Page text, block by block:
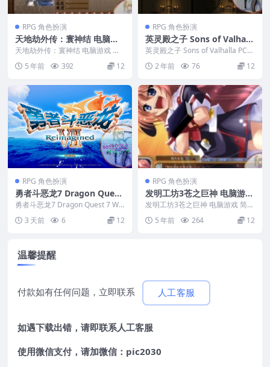
RPG 角色扮演
天地劫外传：寰神结 电脑游
戏 繁体中文版 支援win11 wi
n10 win7
天地劫外传：寰神结 电脑游戏 繁
体中文版 支援win11 win10 win7
... 5 年前 392 12
RPG 角色扮演
英灵殿之子 Sons of Valhall
a PC电脑游戏 适用WIN11 W
IN10
英灵殿之子 Sons of Valhalla PC电
2 年前 76 12
RPG 角色扮演
勇者斗恶龙7 Dragon Quest
7 WIN游戏 PC电脑游戏 适配
系统WINDOWS
勇者斗恶龙7 Dragon Quest 7 WI
N游戏 PC电脑游戏 适配系统W...
3 天前 6 12
RPG 角色扮演
发明工坊3苍之巨神 电脑游戏
简体中文版 支援 win11 win
10 win7
发明工坊3苍之巨神 电脑游戏 简体
中文版 支援 win11 win10 win7...
5 年前 264 12
温馨提醒
付款如有任何问题，立即联系 人工客服
如遇下载出错，请即联系人工客服
使用微信支付，请加微信：pic2030